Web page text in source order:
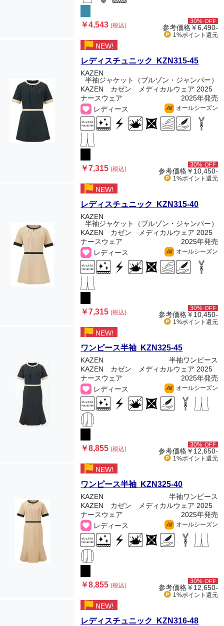
￥4,543(税込)
30% OFF
参考価格￥6,490-
1%ポイント 還元
NEW!
レディスチュニック KZN315-45
KAZEN
半袖ジャケット（ブルゾン・ジャンパー）
KAZEN カゼン メディカルウェア 2025
ナースウェア
2025年発売
レディース
All オールシーズン
￥7,315(税込)
30% OFF
参考価格￥10,450-
1%ポイント 還元
NEW!
レディスチュニック KZN315-40
KAZEN
半袖ジャケット（ブルゾン・ジャンパー）
KAZEN カゼン メディカルウェア 2025
ナースウェア
2025年発売
レディース
All オールシーズン
￥7,315(税込)
30% OFF
参考価格￥10,450-
1%ポイント 還元
NEW!
ワンピース半袖 KZN325-45
KAZEN
半袖ワンピース
KAZEN カゼン メディカルウェア 2025
ナースウェア
2025年発売
レディース
All オールシーズン
￥8,855(税込)
30% OFF
参考価格￥12,650-
1%ポイント 還元
NEW!
ワンピース半袖 KZN325-40
KAZEN
半袖ワンピース
KAZEN カゼン メディカルウェア 2025
ナースウェア
2025年発売
レディース
All オールシーズン
￥8,855(税込)
30% OFF
参考価格￥12,650-
1%ポイント 還元
NEW!
レディスチュニック KZN316-48